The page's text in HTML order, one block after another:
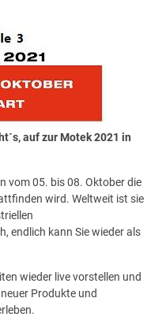
auf zur Motek 2021 in
vom 05. bis 08. Oktober die
wird. Weltweit ist sie
endlich kann Sie wieder als
wieder live vorstellen und
Produkte und